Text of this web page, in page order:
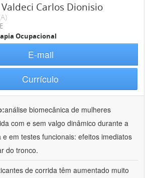
Valdeci Carlos Dionisio
Ocupacional
E-mail
Currículo
análise biomecânica de mulheres
com e sem valgo dinâmico durante a
em testes funcionais: efeitos imediatos
do tronco.
de corrida têm aumentado muito